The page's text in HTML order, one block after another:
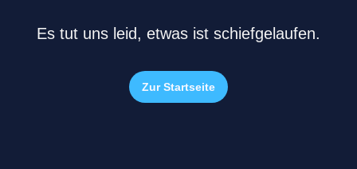
Es tut uns leid, etwas ist schiefgelaufen.
Zur Startseite